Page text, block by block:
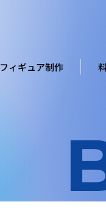
フィギュア制作